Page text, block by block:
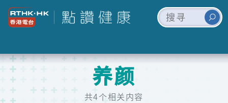
养颜
共4个相关内容